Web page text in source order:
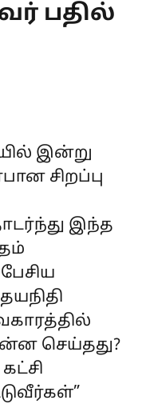
பதில்
இன்று
சிறப்பு
இந்த
செய்தது?